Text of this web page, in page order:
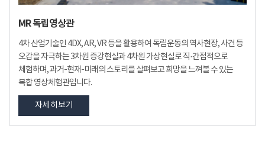
MR 독립영상관
4차 산업기술인 4DX, AR, VR 등을 활용하여 독립운동의 역사현장, 사건 등
오감을 자극하는 3차원 증강현실과 4차원 가상현실로 직·간접적으로
체험하며, 과거-현재-미래의 스토리를 살펴보고 희망을 느껴볼 수 있는
복합 영상체험관입니다.
자세히보기